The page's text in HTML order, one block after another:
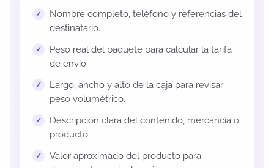
Nombre completo, teléfono y referencias del
destinatario.
Peso real del paquete para calcular la tarifa
de envío.
Largo, ancho y alto de la caja para revisar
peso volumétrico.
Descripción clara del contenido, mercancía o
producto.
Valor aproximado del producto para